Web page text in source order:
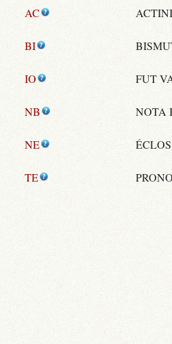
AC
BI
IO FUT
NB NOTA
NE ÉCLOS
TE